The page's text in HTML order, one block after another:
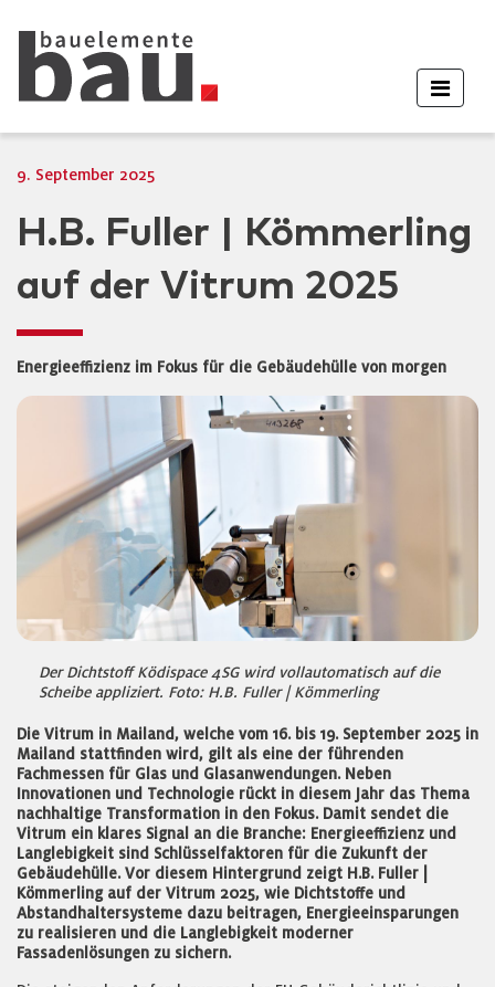
9. September 2025
H.B. Fuller | Kömmerling
auf der Vitrum 2025
Energieeffizienz im Fokus für die Gebäudehülle von morgen
Der Dichtstoff Ködispace 4SG wird vollautomatisch auf die
Scheibe appliziert. Foto: H.B. Fuller | Kömmerling
Die Vitrum in Mailand, welche vom 16. bis 19. September 2025 in
Mailand stattfinden wird, gilt als eine der führenden
Fachmessen für Glas und Glasanwendungen. Neben
Innovationen und Technologie rückt in diesem Jahr das Thema
nachhaltige Transformation in den Fokus. Damit sendet die
Vitrum ein klares Signal an die Branche: Energieeffizienz und
Langlebigkeit sind Schlüsselfaktoren für die Zukunft der
Gebäudehülle. Vor diesem Hintergrund zeigt H.B. Fuller |
Kömmerling auf der Vitrum 2025, wie Dichtstoffe und
Abstandhaltersysteme dazu beitragen, Energieeinsparungen
zu realisieren und die Langlebigkeit moderner
Fassadenlösungen zu sichern.